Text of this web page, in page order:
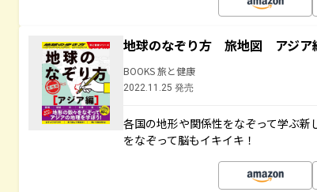
地球のなぞり方 旅地図 アジア
BOOKS 旅と健康
2022.11.25 発売
各国の地形や関係性をなぞって学ぶ
をなぞって脳もイキイキ！